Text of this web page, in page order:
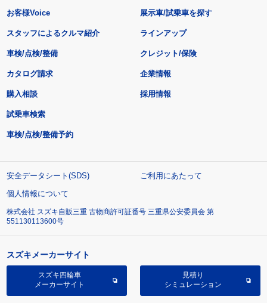
お客様Voice
スタッフによるクルマ紹介
展示車/試乗車を探す
ラインアップ
車検/点検/整備 クレジット/保険
カタログ請求
購入相談
試乗車検索
車検/点検/整備予約
企業情報
採用情報
安全データシート(SDS)
ご利用にあたって
個人情報について
株式会社 スズキ自販三重 古物商許可証番号 三重県公安委員会 第
551130113600号
スズキメーカーサイト
スズキ四輪車
メーカーサイト
見積り
シミュレーション